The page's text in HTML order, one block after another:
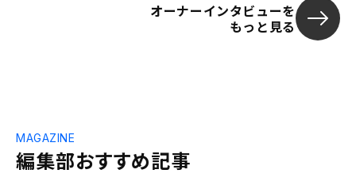
オーナーインタビューを
もっと見る
編集部おすすめ記事
MAGAZINE